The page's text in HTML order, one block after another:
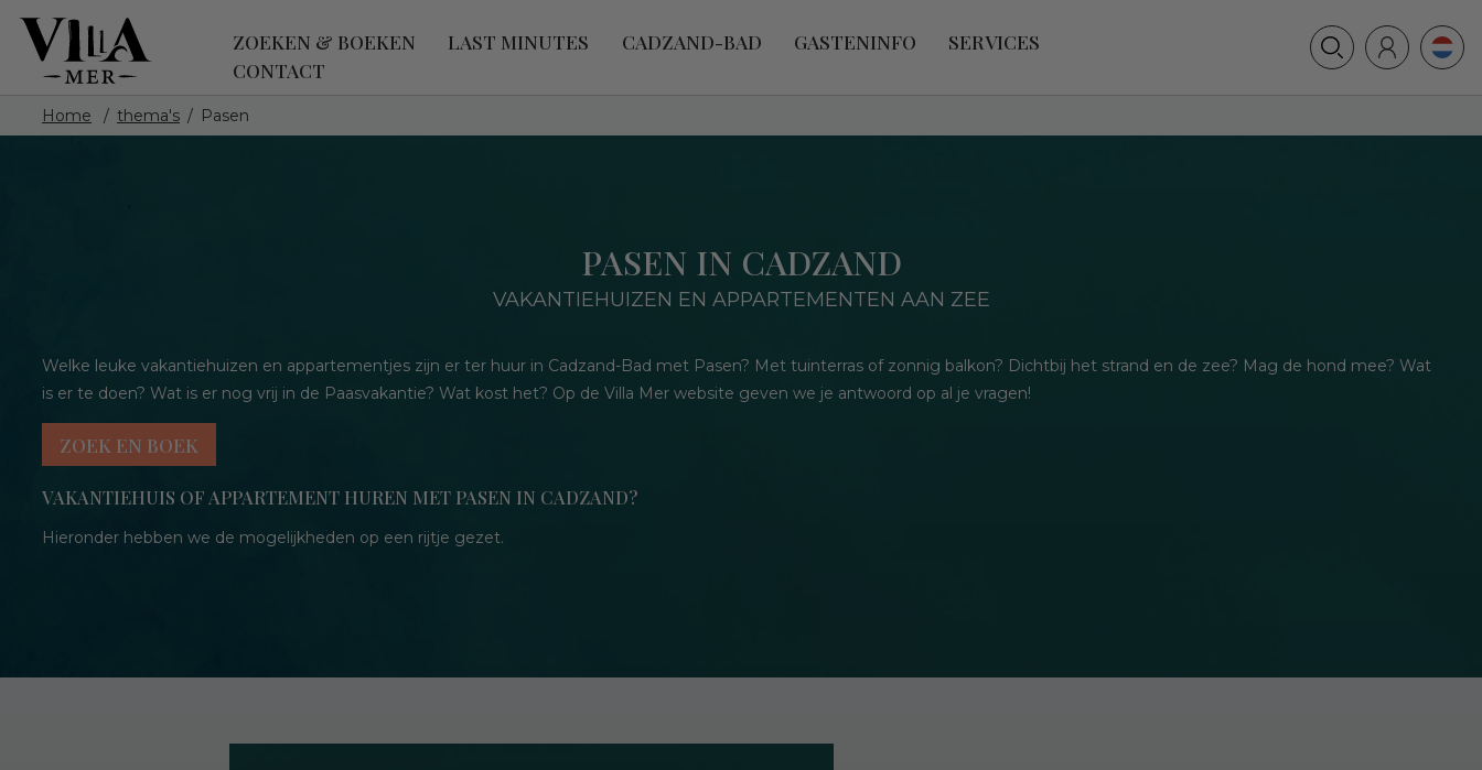
ZOEKEN & BOEKEN LAST MINUTES CADZAND-BAD GASTENINFO
SERVICES
CONTACT
Home thema's Pasen
PASEN IN CADZAND
VAKANTIEHUIZEN EN APPARTEMENTEN AAN ZEE
Welke leuke vakantiehuizen en appartementjes zijn er ter huur in Cadzand-Bad met Pasen? Met tuinterras of zonnig balkon? Dichtbij het strand en de zee? Mag de hond mee? Wat
is er te doen? Wat is er nog vrij in de Paasvakantie? Wat kost het? Op de Villa Mer website geven we je antwoord op al je vragen!
ZOEK EN BOEK
VAKANTIEHUIS OF APPARTEMENT HUREN MET PASEN IN CADZAND?
Hieronder hebben we de mogelijkheden op een rijtje gezet.